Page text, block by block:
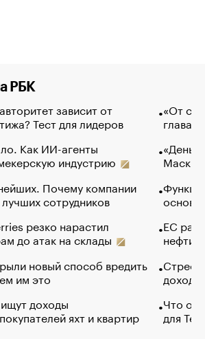
РБК
зависит от
Тест для лидеров
Как ИИ-агенты
индустрию
Почему компании
сотрудников
резко нарастил
до атак на склады
новый способ вредить
им это
доходы
яхт и квартир
«От
глава
Маск в
основ
ЕС
нефти
Что
для